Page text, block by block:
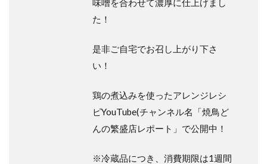
た！
是非ご自宅でお召し上がり下さ
い！
鶏の煮込みを使ったアレンジレシ
ピYouTube(チャンネル名「焼鳥ど
んの繁盛店レポート」で公開中！
※冷蔵品につき、消費期限は1週間